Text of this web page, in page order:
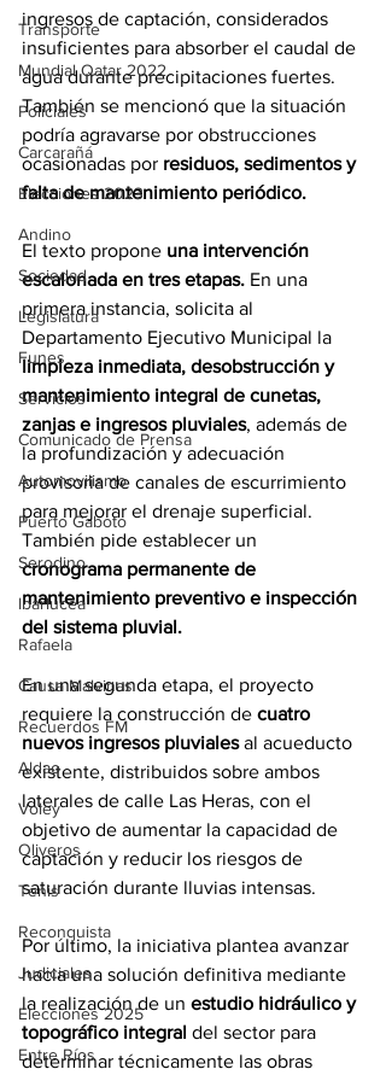
Transporte
Mundial Qatar 2022
Policiales
Carcarañá
Elecciones 2023
Andino
Sociedad
Legislatura
Funes
Servicios
Comunicado de Prensa
Automovilismo
Puerto Gaboto
Serodino
Ibarlucea
Rafaela
Causa Malvinas
Recuerdos FM
Aldao
Voley
Oliveros
Tenis
Reconquista
Judiciales
Elecciones 2025
Entre Ríos
ingresos de captación, considerados
insuficientes para absorber el caudal de
agua durante precipitaciones fuertes.
También se mencionó que la situación
podría agravarse por obstrucciones
ocasionadas por residuos, sedimentos y
falta de mantenimiento periódico.
El texto propone una intervención
escalonada en tres etapas. En una
primera instancia, solicita al
Departamento Ejecutivo Municipal la
limpieza inmediata, desobstrucción y
mantenimiento integral de cunetas,
zanjas e ingresos pluviales, además de
la profundización y adecuación
provisoria de canales de escurrimiento
para mejorar el drenaje superficial.
También pide establecer un
cronograma permanente de
mantenimiento preventivo e inspección
del sistema pluvial.
En una segunda etapa, el proyecto
requiere la construcción de cuatro
nuevos ingresos pluviales al acueducto
existente, distribuidos sobre ambos
laterales de calle Las Heras, con el
objetivo de aumentar la capacidad de
captación y reducir los riesgos de
saturación durante lluvias intensas.
Por último, la iniciativa plantea avanzar
hacia una solución definitiva mediante
la realización de un estudio hidráulico y
topográfico integral del sector para
determinar técnicamente las obras